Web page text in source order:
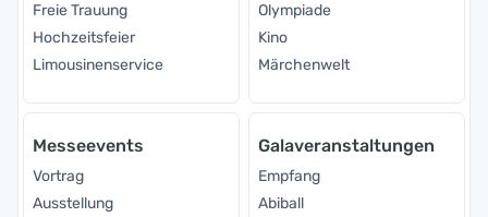
Freie Trauung
Hochzeitsfeier
Limousinenservice
Olympiade
Kino
Märchenwelt
Messeevents
Vortrag
Ausstellung
Galaveranstaltungen
Empfang
Abiball